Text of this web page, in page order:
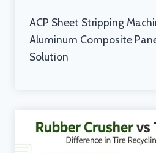
ACP Sheet Stripping
Aluminum Composite
Solution